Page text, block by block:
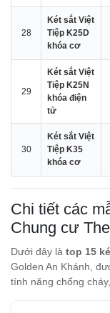
28
Két sắt Việt
Tiệp K25D
khóa cơ
29
Két sắt Việt
Tiệp K25N
khóa điện
tử
30
Két sắt Việt
Tiệp K35
khóa cơ
Chi tiết các
Chung cư
Dưới đây là top 15
Golden An Khánh,
tính năng chống